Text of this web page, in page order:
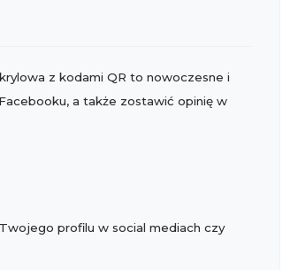
z kodami QR to nowoczesne i
a także zostawić opinię w
profilu w social mediach czy